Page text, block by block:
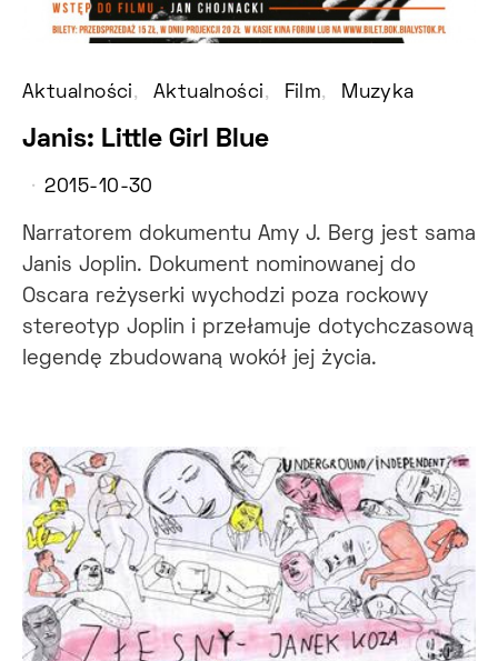
Aktualności Aktualności Film Muzyka
Janis: Little Girl Blue
2015-10-30
Narratorem dokumentu Amy J. Berg jest sama
Janis Joplin. Dokument nominowanej do
Oscara reżyserki wychodzi poza rockowy
stereotyp Joplin i przełamuje dotychczasową
legendę zbudowaną wokół jej życia.